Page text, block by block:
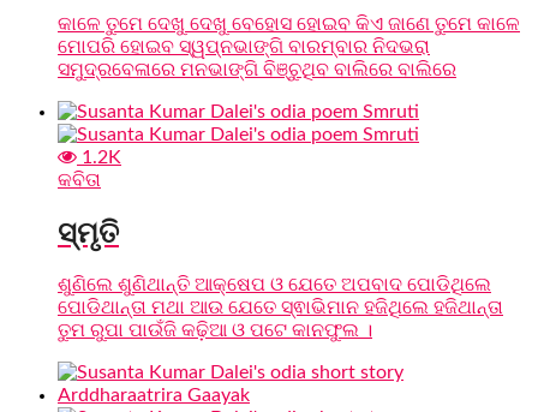
କାଳେ ତୁମେ ଦେଖୁ ଦେଖୁ ବେହୋସ ହୋଇବ କିଏ ଜାଣେ ତୁମେ କାଳେ
ମୋପରି ହୋଇବ ସ୍ୱପ୍ନଭାଙ୍ଗି ବାରମ୍ବାର ନିଦଭରା
ସମୁଦ୍ରବେଳାରେ ମନଭାଙ୍ଗି ବିଞ୍ଚୁଥିବ ବାଲିରେ ବାଲିରେ
1.2K
କବିତା
ସ୍ମୃତି
ଶୁଣିଲେ ଶୁଣିଥାନ୍ତି ଆକ୍ଷେପ ଓ ଯେତେ ଅପବାଦ ପୋଡିଥିଲେ
ପୋଡିଥାନ୍ତା ମଥା ଆଉ ଯେତେ ସ୍ଵାଭିମାନ ହଜିଥିଲେ ହଜିଥାନ୍ତା
ତୁମ ରୁପା ପାଉଁଜି କଢ଼ିଆ ଓ ପଟେ କାନଫୁଲ ।